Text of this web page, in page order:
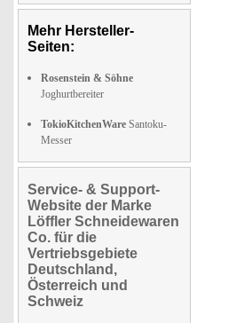
Mehr Hersteller-
Seiten:
Rosenstein & Söhne
Joghurtbereiter
TokioKitchenWare Santoku-
Messer
Service- & Support-
Website der Marke
Löffler Schneidewaren
Co. für die
Vertriebsgebiete
Deutschland,
Österreich und
Schweiz